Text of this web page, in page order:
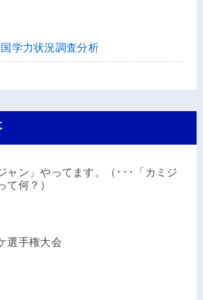
学力状況調査分析
ャン」やってます。（･･･「カミジ
て何？）
選手権大会